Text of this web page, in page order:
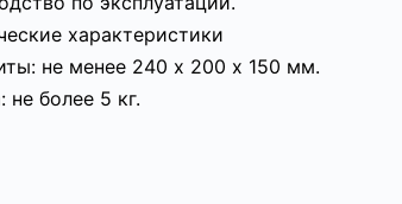
характеристики
не менее 240 х 200 х 150 мм.
не более 5 кг.